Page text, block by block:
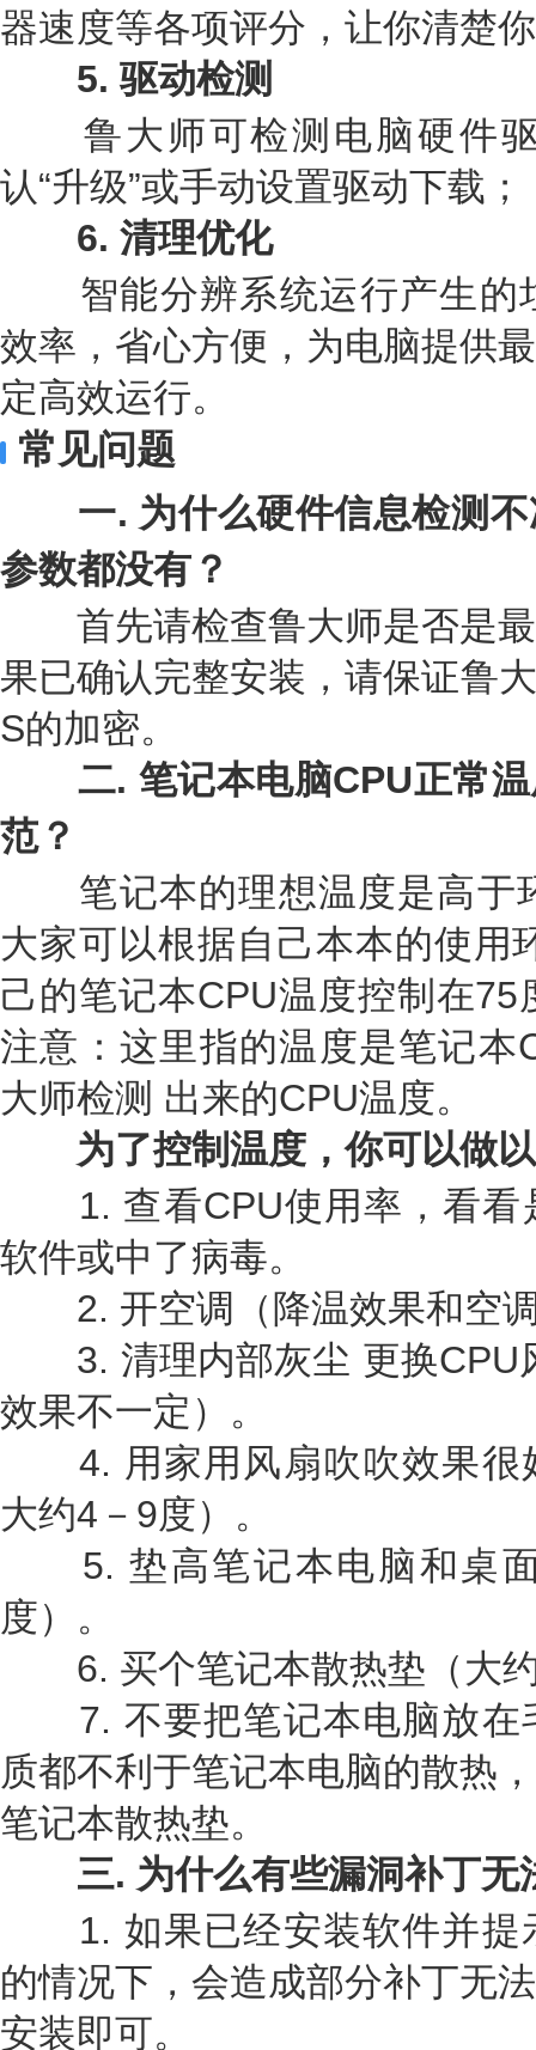
器速度等各项评分，让你清楚
5. 驱动检测
鲁大师可检测电脑硬件驱
认“升级”或手动设置驱动下载；
6. 清理优化
智能分辨系统运行产生的
效率，省心方便，为电脑提供
定高效运行。
常见问题
一. 为什么硬件信息检测不
参数都没有？
首先请检查鲁大师是否是最
果已确认完整安装，请保证鲁
S的加密。
二. 笔记本电脑CPU正常
范？
笔记本的理想温度是高于
大家可以根据自己本本的使用
己的笔记本CPU温度控制在
注意：这里指的温度是笔记本
大师检测 出来的CPU温度。
为了控制温度，你可以做以
1. 查看CPU使用率，看看
软件或中了病毒。
2. 开空调（降温效果和空
3. 清理内部灰尘 更换CPU
效果不一定）。
4. 用家用风扇吹吹效果很
大约4－9度）。
5. 垫高笔记本电脑和桌面
度）。
6. 买个笔记本散热垫（大约
7. 不要把笔记本电脑放在
质都不利于笔记本电脑的散热
笔记本散热垫。
三. 为什么有些漏洞补丁无
1. 如果已经安装软件并提
的情况下，会造成部分补丁无
安装即可。